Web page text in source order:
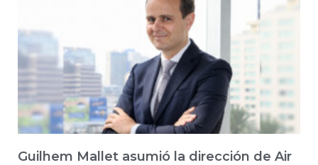
Guilhem Mallet asumió la dirección de Air